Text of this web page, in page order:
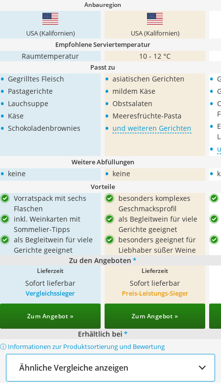
Anbauregion
USA (Kalifornien) USA (Kalifornien)
Empfohlene Serviertemperatur
Raumtemperatur 10 - 12 °C
Passt zu
• Gegrilltes Fleisch
• Pastagerichte
• Lauchsuppe
• Käse
• Schokoladenbrownies
• asiatischen Gerichten
• mildem Käse
• Obstsalaten
• Meeresfrüchte-Pasta
• und weiteren Gerichten
•
•
•
•
•
Weitere Abfüllungen
• keine • keine •
Vorteile
Vorratspack mit sechs
Flaschen
inkl. Weinkarten mit
Sommelier-Tipps
als Begleitwein für viele
Gerichte geeignet
besonders komplexes
Geschmacksprofil
als Begleitwein für viele
Gerichte geeignet
besonders geeignet für
Liebhaber süßer Weine
Zu den Angeboten *
Lieferzeit
Sofort lieferbar
Lieferzeit
Sofort lieferbar
Vergleichssieger
Zum Angebot »
Preis-Leistungs-Sieger
Zum Angebot »
Erhältlich bei *
ⓘ Informationen zur Produktsortierung und Bewertung
Ähnliche Vergleiche anzeigen